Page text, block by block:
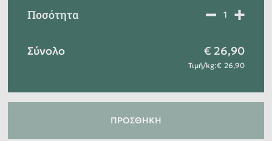
Ποσότητα
Σύνολο 26,90
Τιμή/kg: 26,90
ΠΡΟΣΘΉΚΗ